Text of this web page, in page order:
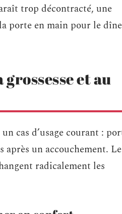
trop décontracté, une
porte en main pour le
et au
cas d’usage courant :
après un accouchement. Le
radicalement les